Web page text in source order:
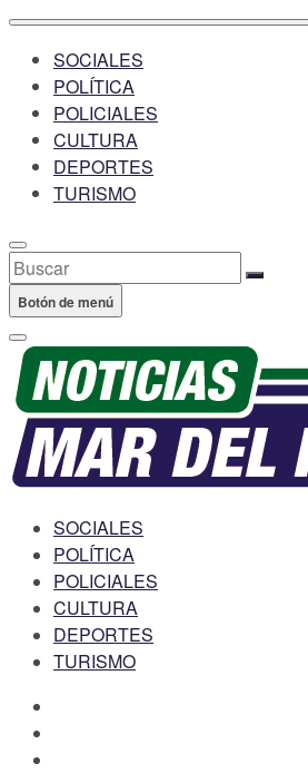
SOCIALES
POLÍTICA
POLICIALES
CULTURA
DEPORTES
TURISMO
Buscar
Botón de menú
SOCIALES
POLÍTICA
POLICIALES
CULTURA
DEPORTES
TURISMO